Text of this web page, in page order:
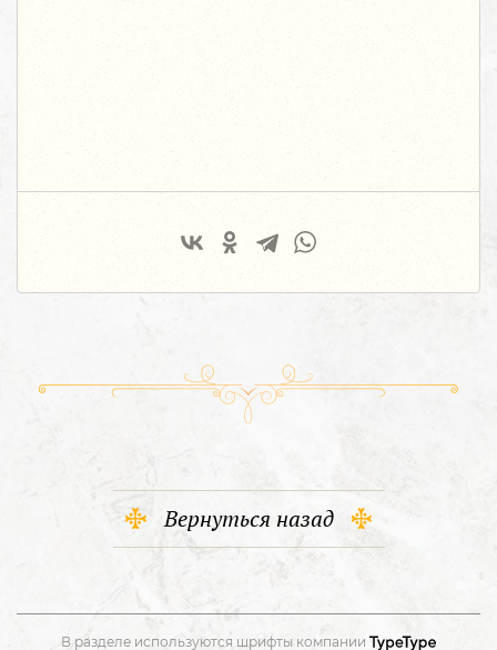
Вернуться назад
В разделе используются шрифты компании